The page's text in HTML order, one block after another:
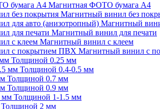
Магнитная ФОТО бумага А4
Магнитный винил без
Магнитный
Магнитный винил для печати
Магнитный винил с клеем
Магнитный винил с
Толщиной 0.25 мм
Толщиной 0.4-0.5 мм
Толщиной 0.7 мм
Толщиной 0.9 мм
Толщиной 1-1.5 мм
Толщиной 2 мм